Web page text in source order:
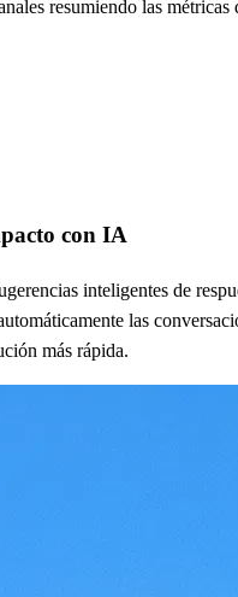
resumiendo las métricas
con IA
inteligentes de
las
más rápida.